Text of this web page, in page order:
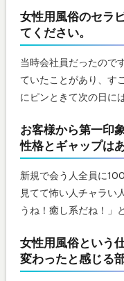
女性用風俗のセラ
てください。
当時会社員だったので
ていたことがあり、す
にピンときて次の日に
お客様から第一印
性格とギャップは
新規で会う人全員に
見てて怖い人チャラい
うね！癒し系だね！」
女性用風俗という
変わったと感じる